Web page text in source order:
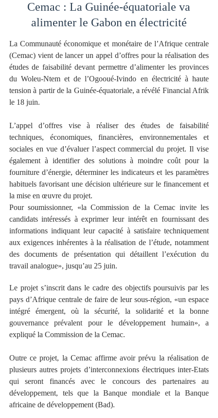
Cemac : La Guinée-équatoriale va
alimenter le Gabon en électricité
La Communauté économique et monétaire de l’Afrique centrale
(Cemac) vient de lancer un appel d’offres pour la réalisation des
études de faisabilité devant permettre d’alimenter les provinces
du Woleu-Ntem et de l’Ogooué-Ivindo en électricité à haute
tension à partir de la Guinée-équatoriale, a révélé Financial Afrik
le 18 juin.
L’appel d’offres vise à réaliser des études de faisabilité
techniques, économiques, financières, environnementales et
sociales en vue d’évaluer l’aspect commercial du projet. Il vise
également à identifier des solutions à moindre coût pour la
fourniture d’énergie, déterminer les indicateurs et les paramètres
habituels favorisant une décision ultérieure sur le financement et
la mise en œuvre du projet.
Pour soumissionner, «la Commission de la Cemac invite les
candidats intéressés à exprimer leur intérêt en fournissant des
informations indiquant leur capacité à satisfaire techniquement
aux exigences inhérentes à la réalisation de l’étude, notamment
des documents de présentation qui détaillent l’exécution du
travail analogue», jusqu’au 25 juin.
Le projet s’inscrit dans le cadre des objectifs poursuivis par les
pays d’Afrique centrale de faire de leur sous-région, «un espace
intégré émergent, où la sécurité, la solidarité et la bonne
gouvernance prévalent pour le développement humain», a
expliqué la Commission de la Cemac.
Outre ce projet, la Cemac affirme avoir prévu la réalisation de
plusieurs autres projets d’interconnexions électriques inter-Etats
qui seront financés avec le concours des partenaires au
développement, tels que la Banque mondiale et la Banque
africaine de développement (Bad).